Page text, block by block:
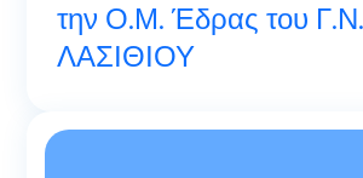
την Ο.Μ. Έδρας του Γ.Ν.
ΛΑΣΙΘΙΟΥ